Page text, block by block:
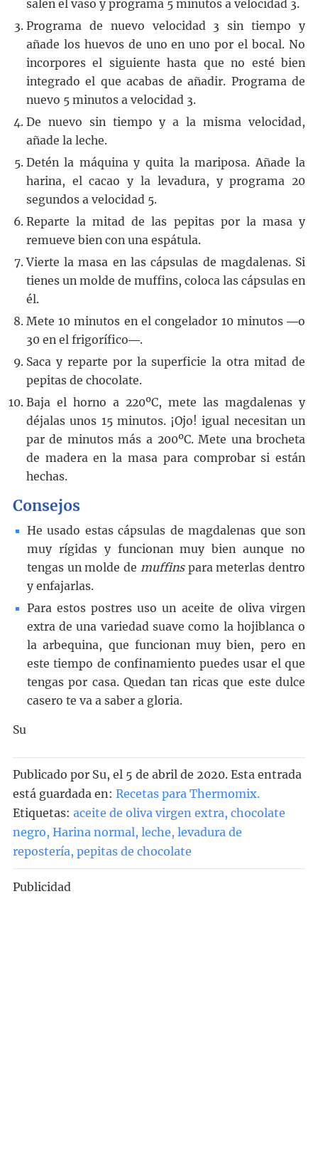
salen el vaso y programa 5 minutos a velocidad 3.
Programa de nuevo velocidad 3 sin tiempo y
añade los huevos de uno en uno por el bocal. No
incorpores el siguiente hasta que no esté bien
integrado el que acabas de añadir. Programa de
nuevo 5 minutos a velocidad 3.
De nuevo sin tiempo y a la misma velocidad,
añade la leche.
Detén la máquina y quita la mariposa. Añade la
harina, el cacao y la levadura, y programa 20
segundos a velocidad 5.
Reparte la mitad de las pepitas por la masa y
remueve bien con una espátula.
Vierte la masa en las cápsulas de magdalenas. Si
tienes un molde de muffins, coloca las cápsulas en
él.
Mete 10 minutos en el congelador 10 minutos ―o
30 en el frigorífico―.
Saca y reparte por la superficie la otra mitad de
pepitas de chocolate.
Baja el horno a 220ºC, mete las magdalenas y
déjalas unos 15 minutos. ¡Ojo! igual necesitan un
par de minutos más a 200ºC. Mete una brocheta
de madera en la masa para comprobar si están
hechas.
Consejos
He usado estas cápsulas de magdalenas que son
muy rígidas y funcionan muy bien aunque no
tengas un molde de muffinspara meterlas dentro
y enfajarlas.
Para estos postres uso un aceite de oliva virgen
extra de una variedad suave como la hojiblanca o
la arbequina, que funcionan muy bien, pero en
este tiempo de confinamiento puedes usar el que
tengas por casa. Quedan tan ricas que este dulce
casero te va a saber a gloria.
Su
Publicado por Su, el 5 de abril de 2020. Esta entrada
está guardada en: Recetas para Thermomix.
Etiquetas: aceite de oliva virgen extra, chocolate
negro, Harina normal, leche, levadura de
repostería, pepitas de chocolate
Publicidad